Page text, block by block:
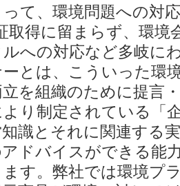
て、環境問題への対
取得に留まらず、環
への対応など多岐に
とは、こういった環
を組織のために提言
り制定されている「
識とそれに関連する
ドバイスができる能
す。弊社では環境プ